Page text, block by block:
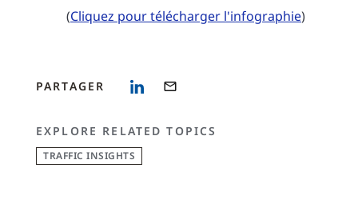
(Cliquez pour télécharger l'infographie)
PARTAGER
EXPLORE RELATED TOPICS
TRAFFIC INSIGHTS